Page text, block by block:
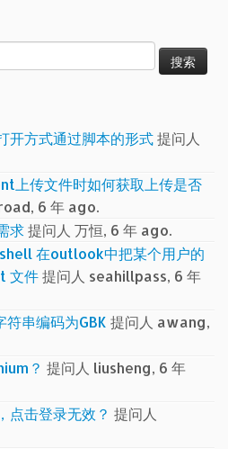
开方式通过脚本的形式提问人
上传文件时如何获取上传是否
6 年 ago.
求提问人 万恒, 6 年 ago.
在outlook中把某个用户的
文件提问人 seahillpass, 6 年
串编码为GBK 提问人 awang,
？ 提问人 liusheng, 6 年
点击登录无效？ 提问人